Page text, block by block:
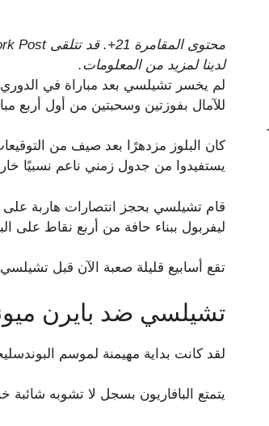
لدينا لمزيد من المعلومات.
لم يخسر تشيلسي بعد مباراة في الدوري
للآمال بفوزتين وسحبتين من أول أربع
يستفيدوا من جدول زمني ناعم نسبيًا
قام تشيلسي بحجز انتصارات هاربة
ليفربول ببناء حافة من أربع نقاط على
تقع أسابيع قليلة صعبة الآن قبل تشيلسي
تشيلسي ضد بايرن
لقد كانت بداية مهيمنة لموسم
يتمتع البافاريون بسجل لا تشوبه شائبة خلال